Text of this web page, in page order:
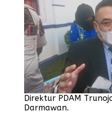
Direktur PDAM
Darmawan.